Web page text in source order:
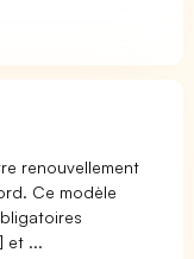
renouvellement
Ce modèle
et ...